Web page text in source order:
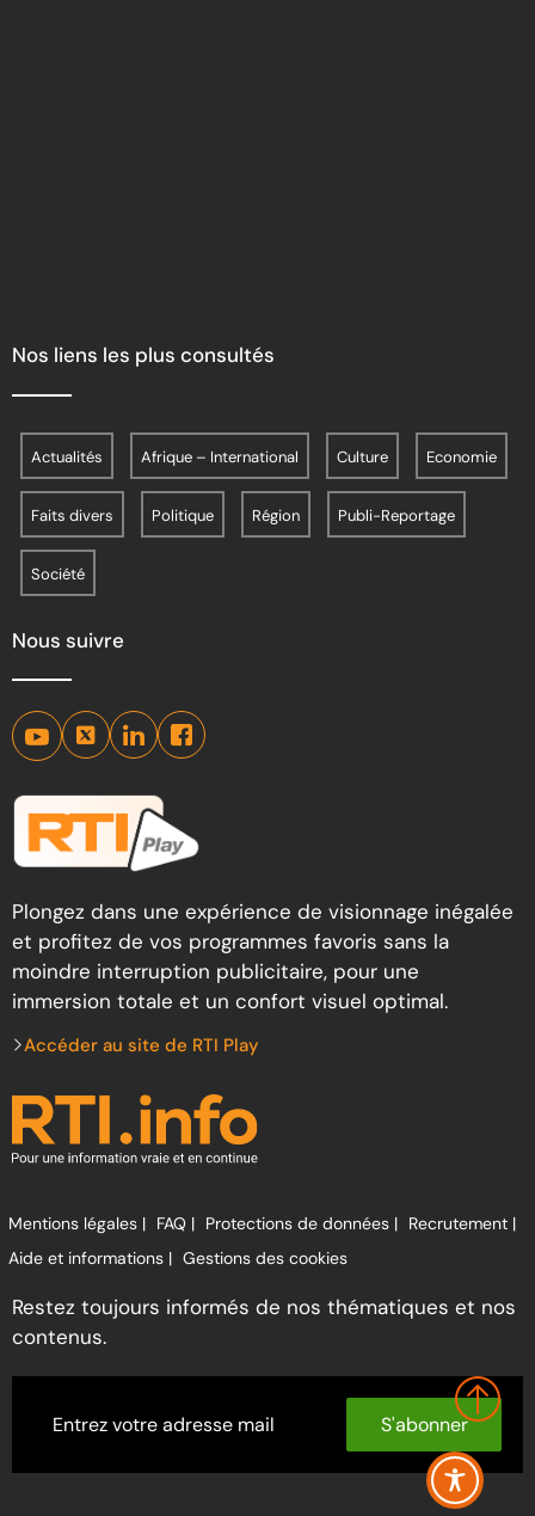
Nos liens les plus consultés
Actualités Afrique – International Culture Economie
Faits divers Politique Région Publi-Reportage
Société
Nous suivre
Plongez dans une expérience de visionnage inégalée
et profitez de vos programmes favoris sans la
moindre interruption publicitaire, pour une
immersion totale et un confort visuel optimal.
Accéder au site de RTI Play
Mentions légales | FAQ | Protections de données | Recrutement |
Aide et informations | Gestions des cookies
Restez toujours informés de nos thématiques et nos
contenus.
S'abonner